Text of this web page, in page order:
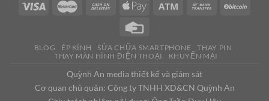
BLOG ÉP KÍNH SỬA CHỮA SMARTPHONE
THAY PIN
THAY MÀN HÌNH ĐIỆN THOẠI
KHUYẾN MẠI
Quỳnh An media thiết kế và giám sát
Cơ quan chủ quản: Công ty TNHH XD&CN Quỳnh An